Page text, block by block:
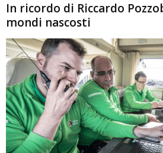
In ricordo di Riccardo
mondi nascosti